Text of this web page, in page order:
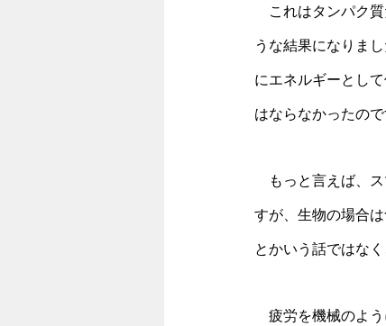
これはタンパク質
うな結果になりま
にエネルギーとし
はならなかったので
もっと言えば、ス
すが、生物の場合
とかいう話ではな
疲労を機械のよう